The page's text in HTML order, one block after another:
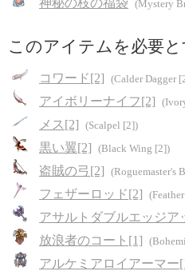
神秘の枝の福袋 (Mystery
このアイテムを必要
コワード[2] (Calder Dagger
アイボリーナイフ[2]
メス[2] (Scalpel [2])
黒い翼[2] (Black Wing [2])
盗賊の弓[2] (Roguemaster's
フェザーロッド[2]
アサルトダブルエッジア
放浪者のコート[1]
アルケミアロイアーマー